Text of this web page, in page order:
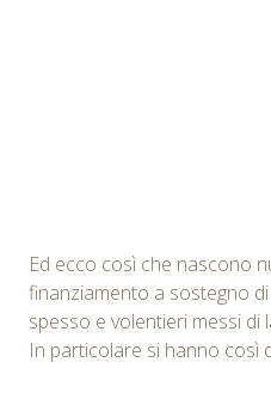
Ed ecco così che nascono
finanziamento a sostegno
spesso e volentieri messi di
In particolare si hanno così